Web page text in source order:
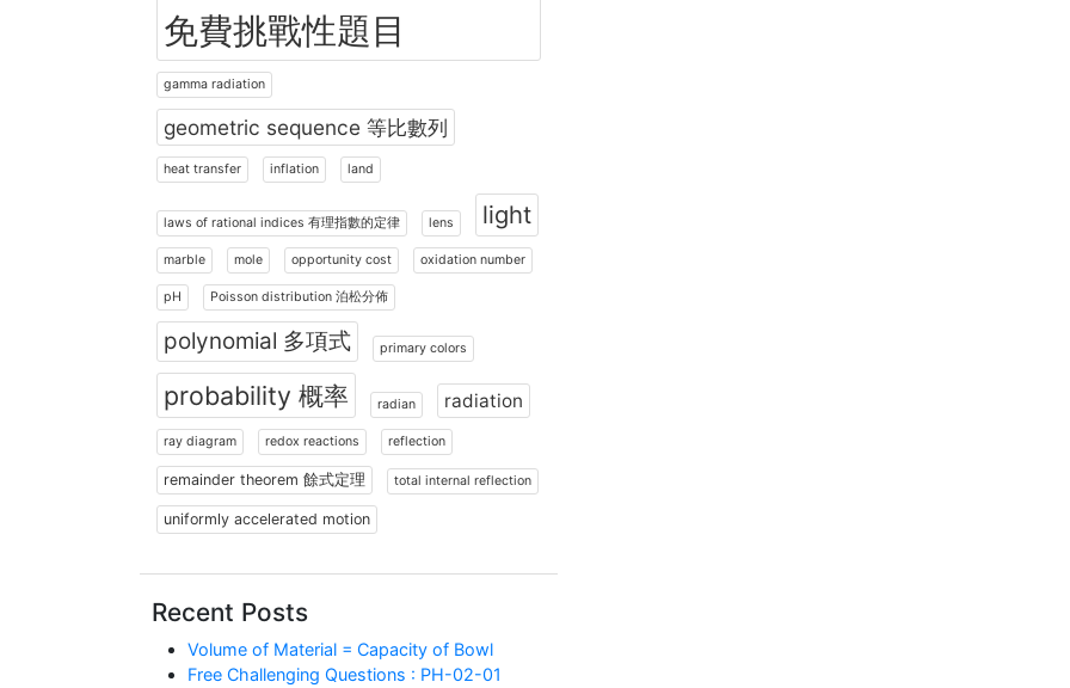
免費挑戰性題目
gamma radiation
geometric sequence 等比數列
heat transfer inflation land
laws of rational indices 有理指數的定律 lens light
marble mole opportunity cost oxidation number
pH Poisson distribution 泊松分佈
polynomial 多項式 primary colors
probability 概率 radian radiation
ray diagram redox reactions reflection
remainder theorem 餘式定理 total internal reflection
uniformly accelerated motion
Recent Posts
Volume of Material = Capacity of Bowl
Free Challenging Questions : PH-02-01